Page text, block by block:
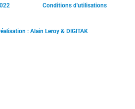
Conditions d'utilisations
: Alain Leroy & DIGITAK